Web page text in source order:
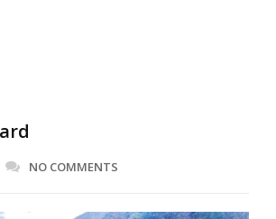
NO COMMENTS